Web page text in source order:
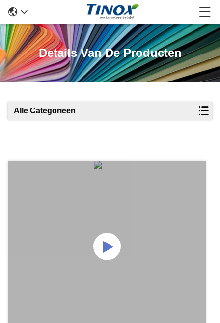
Details Van De Producten
Alle Categorieën